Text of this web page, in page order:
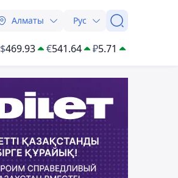
Алматы Рус
$469.93 €541.64 ₽5.71